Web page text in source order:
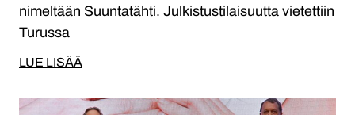
nimeltään Suuntatähti. Julkistustilaisuutta vietettiin
Turussa
LUE LISÄÄ